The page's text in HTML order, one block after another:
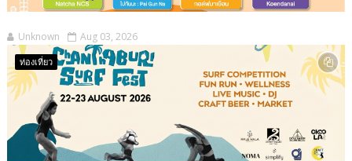
Unknown Aug 03, 2026
ท่องเที่ยว